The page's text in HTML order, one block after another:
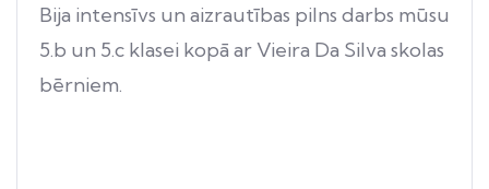
Bija intensīvs un aizrautības pilns darbs mūsu
5.b un 5.c klasei kopā ar Vieira Da Silva skolas
bērniem.